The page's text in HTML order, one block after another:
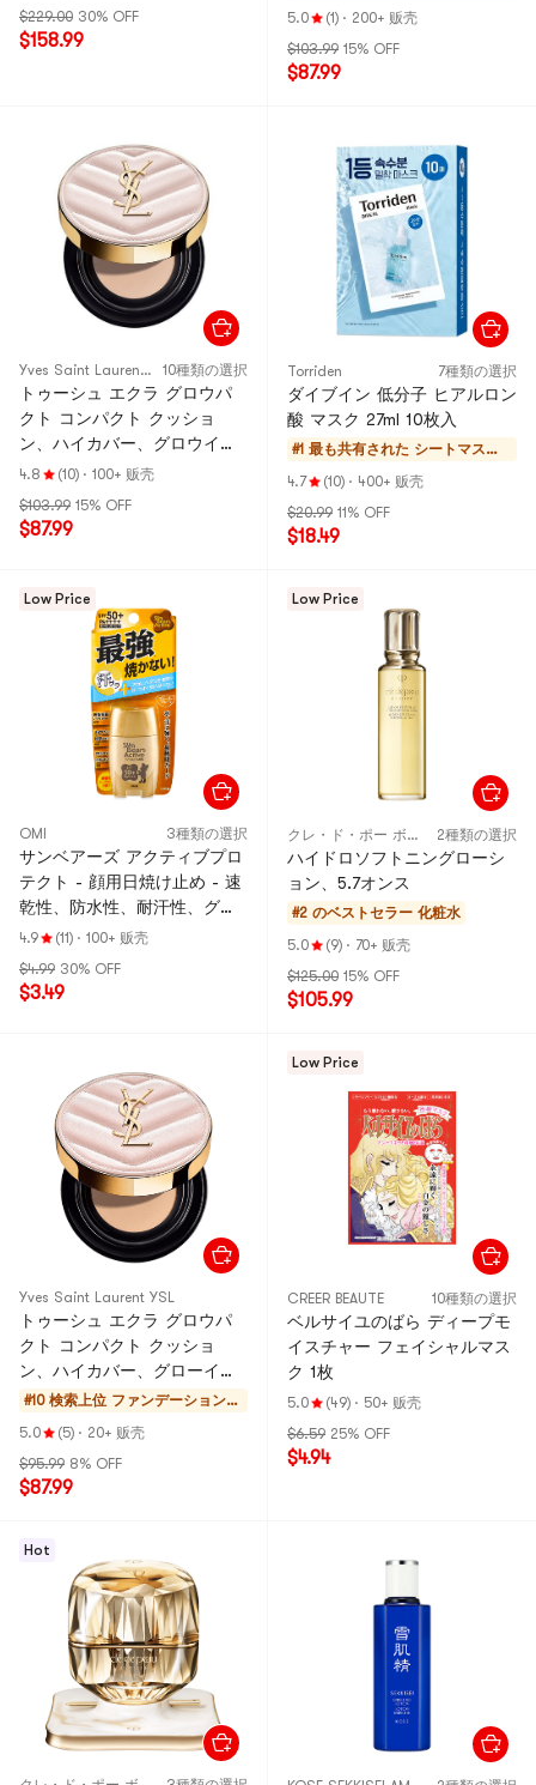
$229.00 30% OFF
$158.99
ョン・コンシー
5.0 (1) · 200+ 贩壳
$103.99 15% OFF
$87.99
Yves Saint Laurent YSL 10種類の選択
トゥーシュ エクラ グロウパ
クト コンパクト クッショ
ン、ハイカバー、グロウイン
グ、0.42 オンス、SPF23・
【HOT】
4.8 (10) · 100+ 贩壳
$103.99 15% OFF
$87.99
Torriden 7種類の選択
ダイブイン 低分子 ヒアルロン
酸 マスク 27ml 10枚入
#1 最も共有された シートマス
ク・フェイスパ
4.7 (10) · 400+ 贩壳
$20.99 11% OFF
$18.49
Low Price
OMI 3種類の選択
サンベアーズ アクティブプロ
テクト - 顔用日焼け止め - 速
乾性、防水性、耐汗性、グレ
ープフルーツの香り SPF50+
4.9 (11) · 100+ 贩壳
$4.99 30% OFF
$3.49
Low Price
クレ・ド・ポー ボーテ 2種類の選択
ハイドロソフトニングローシ
ョン、5.7オンス
#2 のベストセラー 化粧水
5.0
(9) · 70+ 贩壳
$125.00 15% OFF
$105.99
Yves Saint Laurent YSL
トゥーシュ エクラ グロウパ
クト コンパクト クッショ
ン、ハイカバー、グローイン
グ、0.42 オンス、BR10 クー
#10 検索上位 ファンデーション・
コンシーラー・パウ
5.0 (5) · 20+ 贩壳
$95.99 8% OFF
$87.99
Low Price
CREER BEAUTE 10種類の選択
ベルサイユのばら ディープモ
イスチャー フェイシャルマス
ク 1枚
5.0 (49) · 50+ 贩壳
$6.59 25% OFF
$4.94
Hot